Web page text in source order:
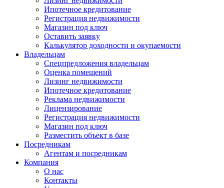
Ипотечное кредитование
Регистрация недвижимости
Магазин под ключ
Оставить заявку
Калькулятор доходности и окупаемости
Владельцам
Спецпредложения владельцам
Оценка помещений
Лизинг недвижимости
Ипотечное кредитование
Реклама недвижимости
Лицензирование
Регистрация недвижимости
Магазин под ключ
Разместить объект в базе
Посредникам
Агентам и посредникам
Компания
О нас
Контакты